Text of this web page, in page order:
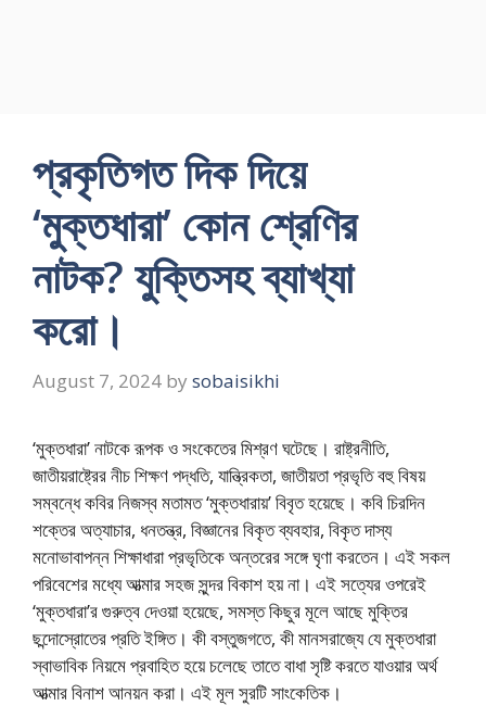
প্রকৃতিগত দিক দিয়ে
‘মুক্তধারা’ কোন শ্রেণির
নাটক? যুক্তিসহ ব্যাখ্যা
করো।
August 7, 2024 by sobaisikhi
‘মুক্তধারা’ নাটকে রূপক ও সংকেতের মিশ্রণ ঘটেছে। রাষ্ট্রনীতি,
জাতীয়রাষ্ট্রের নীচ শিক্ষণ পদ্ধতি, যান্ত্রিকতা, জাতীয়তা প্রভৃতি বহু বিষয়
সম্বন্ধে কবির নিজস্ব মতামত ‘মুক্তধারায়’ বিবৃত হয়েছে। কবি চিরদিন
শক্তের অত্যাচার, ধনতন্ত্র, বিজ্ঞানের বিকৃত ব্যবহার, বিকৃত দাস্য
মনোভাবাপন্ন শিক্ষাধারা প্রভৃতিকে অন্তরের সঙ্গে ঘৃণা করতেন। এই সকল
পরিবেশের মধ্যে আত্মার সহজ সুন্দর বিকাশ হয় না। এই সত্যের ওপরেই
‘মুক্তধারা’র গুরুত্ব দেওয়া হয়েছে, সমস্ত কিছুর মূলে আছে মুক্তির
ছন্দোস্রোতের প্রতি ইঙ্গিত। কী বস্তুজগতে, কী মানসরাজ্যে যে মুক্তধারা
স্বাভাবিক নিয়মে প্রবাহিত হয়ে চলেছে তাতে বাধা সৃষ্টি করতে যাওয়ার অর্থ
আত্মার বিনাশ আনয়ন করা। এই মূল সুরটি সাংকেতিক।